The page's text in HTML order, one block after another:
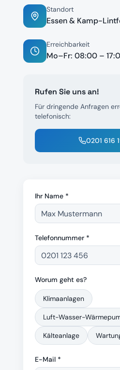
Standort
Essen & Kamp-
Erreichbarkeit
Mo–Fr: 08:00 –
Rufen Sie uns an!
Für dringende Anfragen
telefonisch:
0201 616
Ihr Name *
Telefonnummer *
Worum geht es?
Klimaanlagen
Luft-Wasser-
Kälteanlage
E-Mail *